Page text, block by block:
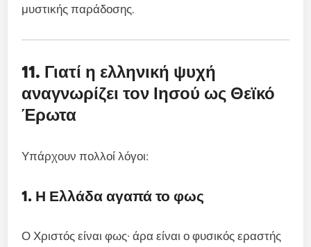
μυστικής παράδοσης.
11. Γιατί η ελληνική ψυχή
αναγνωρίζει τον Ιησού ως Θεϊκό
Έρωτα
Υπάρχουν πολλοί λόγοι:
1. Η Ελλάδα αγαπά το φως
Ο Χριστός είναι φως· άρα είναι ο φυσικός εραστής